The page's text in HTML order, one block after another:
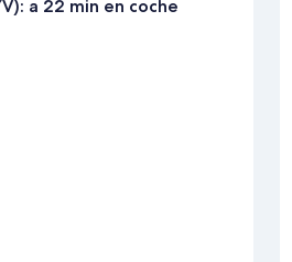
a 22 min en coche